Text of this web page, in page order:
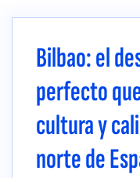
Bilbao: el
perfecto
cultura y
norte de